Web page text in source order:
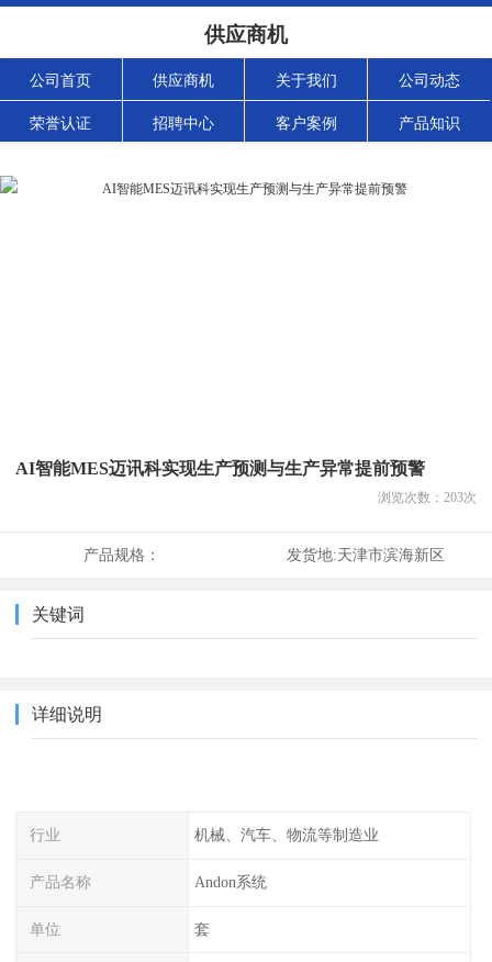
供应商机
公司首页 供应商机 关于我们 公司动态
荣誉认证 招聘中心 客户案例 产品知识
AI智能MES迈讯科实现生产预测与生产异常提前预警
浏览次数： 203次
产品规格： 发货地:天津市滨海新区
关键词
详细说明
行业 机械、汽车、物流等制造业
产品名称 Andon系统
单位 套